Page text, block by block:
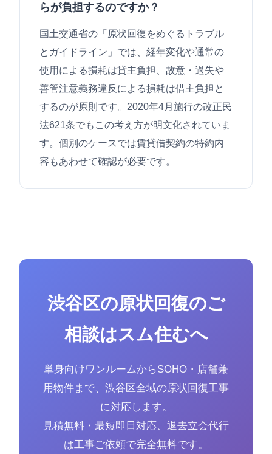
らが負担するのですか？
国土交通省の「原状回復をめぐるトラブル
とガイドライン」では、経年変化や通常の
使用による損耗は貸主負担、故意・過失や
善管注意義務違反による損耗は借主負担と
するのが原則です。2020年4月施行の改正民
法621条でもこの考え方が明文化されていま
す。個別のケースでは賃貸借契約の特約内
容もあわせて確認が必要です。
渋谷区の原状回復のご
相談はスム住むへ
単身向けワンルームからSOHO・店舗兼
用物件まで、渋谷区全域の原状回復工事
に対応します。
見積無料・最短即日対応、退去立会代行
は工事ご依頼で完全無料です。